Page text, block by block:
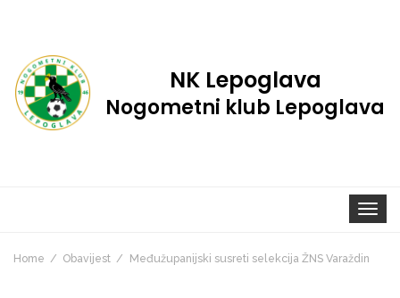
NK Lepoglava
Nogometni klub Lepoglava
Toggle
Home Obavijest Međužupanijski susreti selekcija ŽNS Varaždin